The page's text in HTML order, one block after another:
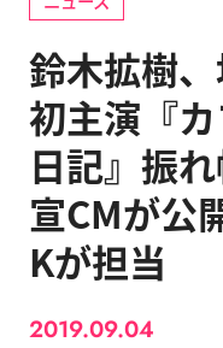
鈴木拡樹
初主演『
日記』振
宣CMが公
Kが担当
2019.09.04